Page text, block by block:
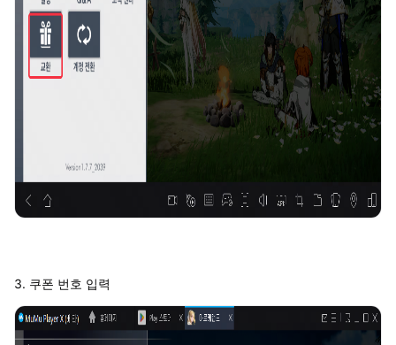
3. 쿠폰 번호 입력